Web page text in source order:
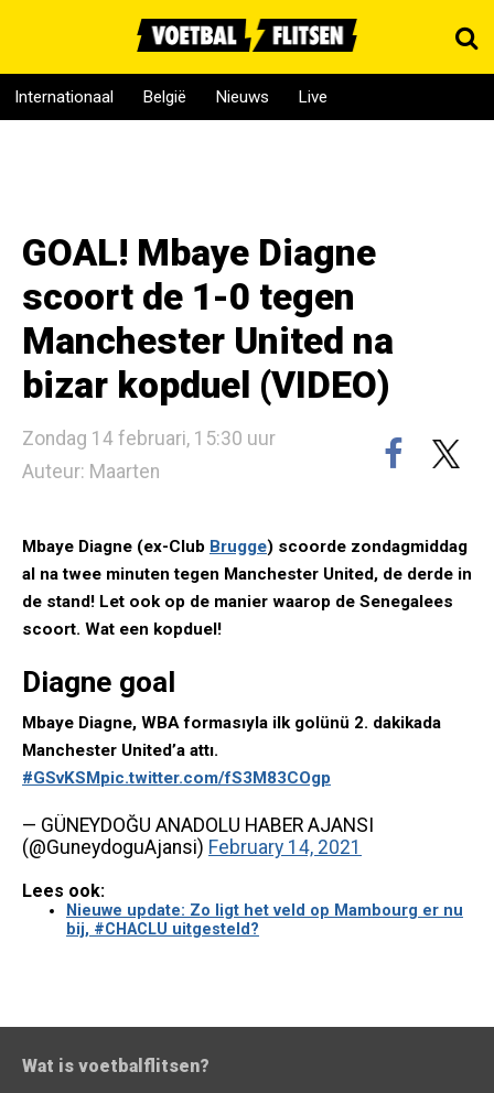
Internationaal België Nieuws Live
GOAL! Mbaye Diagne
scoort de 1-0 tegen
Manchester United na
bizar kopduel (VIDEO)
Zondag 14 februari, 15:30 uur
Auteur: Maarten
Mbaye Diagne (ex-Club Brugge) scoorde zondagmiddag
al na twee minuten tegen Manchester United, de derde in
de stand! Let ook op de manier waarop de Senegalees
scoort. Wat een kopduel!
Diagne goal
Mbaye Diagne, WBA formasıyla ilk golünü 2. dakikada
Manchester United’a attı.
#GSvKSMpic.twitter.com/fS3M83COgp
— GÜNEYDOĞU ANADOLU HABER AJANSI
(@GuneydoguAjansi) February 14, 2021
Lees ook:
Nieuwe update: Zo ligt het veld op Mambourg er nu
bij, #CHACLU uitgesteld?
Wat is voetbalflitsen?